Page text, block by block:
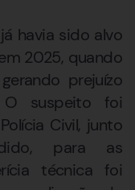
havia sido alvo
2025, quando
prejuízo
suspeito foi
Civil, junto
para as
técnica foi